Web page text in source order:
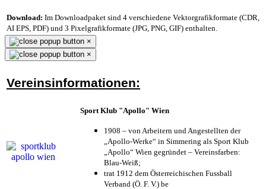
Download: Im Downloadpaket sind 4 verschiedene Vektorgrafikformate (CDR,
AI EPS, PDF) und 3 Pixelgrafikformate (JPG, PNG, GIF) enthalten.
×
×
Vereinsinformationen:
Sport Klub "Apollo" Wien
1908 – von Arbeitern und Angestellten der
„Apollo-Werke“ in Simmering als Sport Klub
„Apollo“ Wien gegründet – Vereinsfarben:
Blau-Weiß;
trat 1912 dem Österreichischen Fussball
Verband (Ö. F. V.) be